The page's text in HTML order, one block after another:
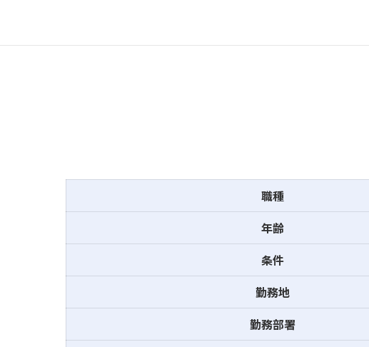
職種
年齢
条件
勤務地
勤務部署